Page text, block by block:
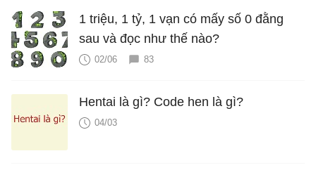
1 triệu, 1 tỷ, 1 vạn có mấy số 0 đằng
sau và đọc như thế nào?
02/06 83
Hentai là gì? Code hen là gì?
04/03